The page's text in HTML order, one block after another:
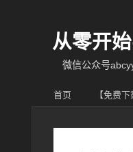
从零开
微信公众号
首页 【免费